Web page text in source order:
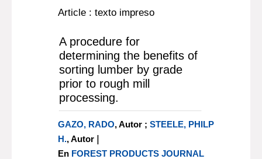
Article : texto impreso
A procedure for
determining the benefits of
sorting lumber by grade
prior to rough mill
processing.
GAZO, RADO, Autor ; STEELE, PHILP
H., Autor |
En FOREST PRODUCTS JOURNAL